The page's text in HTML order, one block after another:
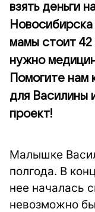
взять деньги
мамы стоит
нужно
Помогите нам
для Василины
проект!
Малышке
полгода. В
нее началась
невозможно